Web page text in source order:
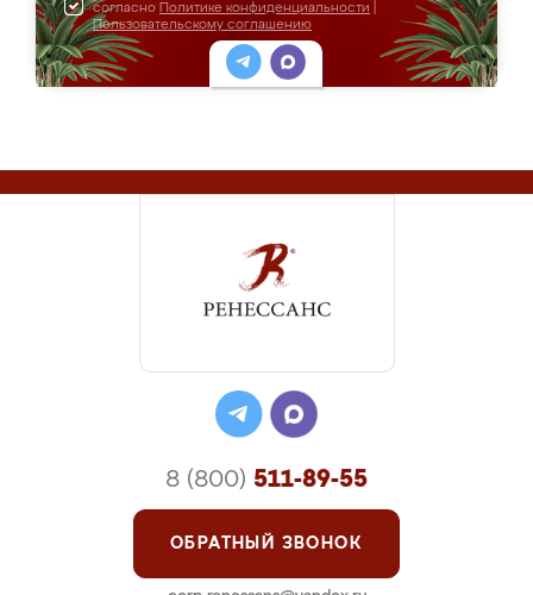
согласно Политике конфиденциальности
Пользовательскому соглашению
8 (800) 511-89-55
ОБРАТНЫЙ ЗВОНОК